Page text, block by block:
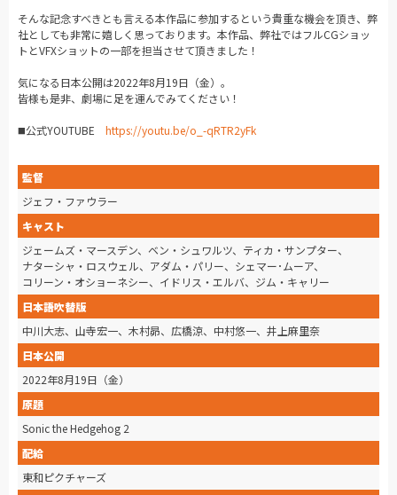
そんな記念すべきとも言える本作品に参加するという貴重な機会を頂き、弊
社としても非常に嬉しく思っております。本作品、弊社ではフルCGショッ
トとVFXショットの一部を担当させて頂きました！
気になる日本公開は2022年8月19日（金）。
皆様も是非、劇場に足を運んでみてください！
◼️公式YOUTUBE https://youtu.be/o_-qRTR2yFk
監督
ジェフ・ファウラー
キャスト
ジェームズ・マースデン、ベン・シュワルツ、ティカ・サンプター、
ナターシャ・ロスウェル、アダム・パリー、シェマー･ムーア、
コリーン・オショーネシー、イドリス・エルバ、ジム・キャリー
日本語吹替版
中川大志、山寺宏一、木村昴、広橋涼、中村悠一、井上麻里奈
日本公開
2022年8月19日（金）
原題
Sonic the Hedgehog 2
配給
東和ピクチャーズ